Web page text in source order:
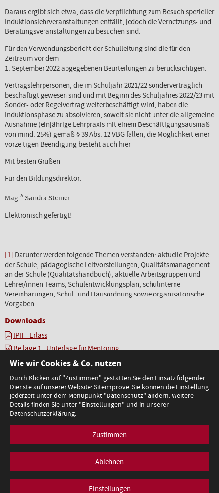
Daraus ergibt sich etwa, dass die Verpflichtung zum Besuch spezieller
Induktionslehrveranstaltungen entfällt, jedoch die Vernetzungs- und
Beratungsveranstaltungen zu besuchen sind.
Für den Verwendungsbericht der Schulleitung sind die für den
Zeitraum vor dem
1. September 2022 abgegebenen Beurteilungen zu berücksichtigen.
Vertragslehrpersonen, die im Schuljahr 2021/22 sondervertraglich
beschäftigt gewesen sind und mit Beginn des Schuljahres 2022/23 mit
Sonder- oder Regelvertrag weiterbeschäftigt wird, haben die
Induktionsphase zu absolvieren, soweit sie nicht unter die allgemeine
Ausnahme (einjährige Lehrpraxis mit einem Beschäftigungsausmaß
von mind. 25%) gemäß § 39 Abs. 12 VBG fallen; die Möglichkeit einer
vorzeitigen Beendigung besteht auch hier.
Mit besten Grüßen
Für den Bildungsdirektor:
Mag.a Sandra Steiner
Elektronisch gefertigt!
[1] Darunter werden folgende Themen verstanden: aktuelle Projekte
der Schule, pädagogische Leitvorstellungen, Qualitätsmanagement
an der Schule (Qualitätshandbuch), aktuelle Arbeitsgruppen und
Lehrer/innen-Teams, Schulentwicklungsplan, schulinterne
Vereinbarungen, Schul- und Hausordnung sowie organisatorische
Vorgaben
Downloads
IPH - Erlass
Beilage 1 - Unterlage für Mentoring
Beilage 2- Bericht über den Verwendungserfolg
Zugeordnete/s Sachgebiet/e
Dienst- und Besoldungsrecht
1010 Wien, Minoritenplatz 5
T +43 1 53120-0|redaktion@bmb.gv.at
Wie wir Cookies & Co. nutzen
Durch Klicken auf "Zustimmen" gestatten Sie den Einsatz folgender
Dienste auf unserer Website: Siteimprove. Sie können die Einstellung
jederzeit unter dem Menüpunkt "Datenschutz" ändern. Weitere
Details finden Sie unter "Einstellungen" und in unserer
Datenschutzerklärung.
Zustimmen
Ablehnen
Einstellungen